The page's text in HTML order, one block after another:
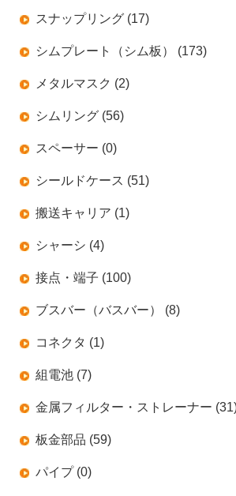
スナップリング (17)
シムプレート（シム板） (173)
メタルマスク (2)
シムリング (56)
スペーサー (0)
シールドケース (51)
搬送キャリア (1)
シャーシ (4)
接点・端子 (100)
ブスバー（バスバー） (8)
コネクタ (1)
組電池 (7)
金属フィルター・ストレーナー
板金部品 (59)
パイプ (0)